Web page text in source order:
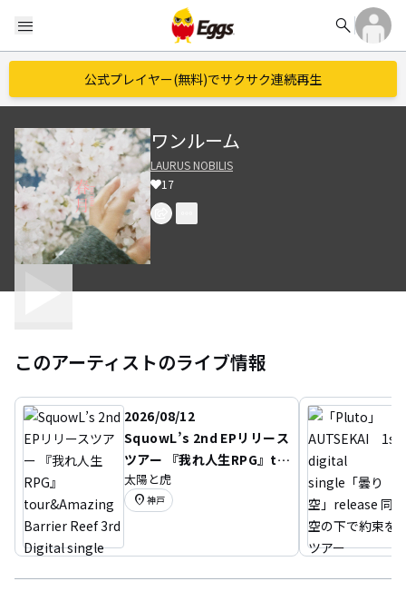
menu search
公式プレイヤー(無料)でサクサク連続再生
ワンルーム
LAURUS NOBILIS
17
このアーティストのライブ情報
2026/08/12
SquowL’s 2nd EPリリース
ツアー 『我れ人生RPG』to
ur&Amazing Barrier Ree
f 3rd Digital single 「Nig
太陽と虎
location_on 神戸